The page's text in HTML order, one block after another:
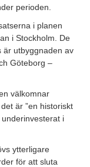
perioden.
i planen
i Stockholm. De
är utbyggnaden av
Göteborg –
välkomnar
är ”en historiskt
i
ytterligare
för att sluta